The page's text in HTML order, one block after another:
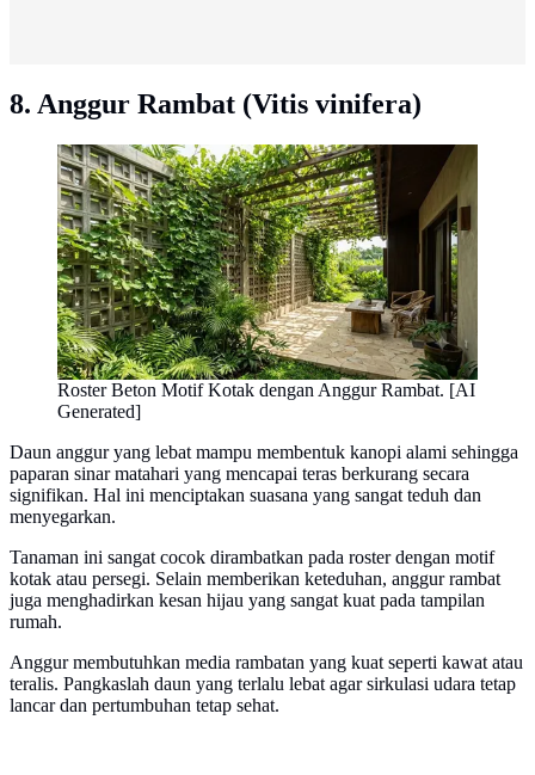
8. Anggur Rambat (Vitis vinifera)
Roster Beton Motif Kotak dengan Anggur Rambat. [AI
Generated]
Daun anggur yang lebat mampu membentuk kanopi alami sehingga
paparan sinar matahari yang mencapai teras berkurang secara
signifikan. Hal ini menciptakan suasana yang sangat teduh dan
menyegarkan.
Tanaman ini sangat cocok dirambatkan pada roster dengan motif
kotak atau persegi. Selain memberikan keteduhan, anggur rambat
juga menghadirkan kesan hijau yang sangat kuat pada tampilan
rumah.
Anggur membutuhkan media rambatan yang kuat seperti kawat atau
teralis. Pangkaslah daun yang terlalu lebat agar sirkulasi udara tetap
lancar dan pertumbuhan tetap sehat.